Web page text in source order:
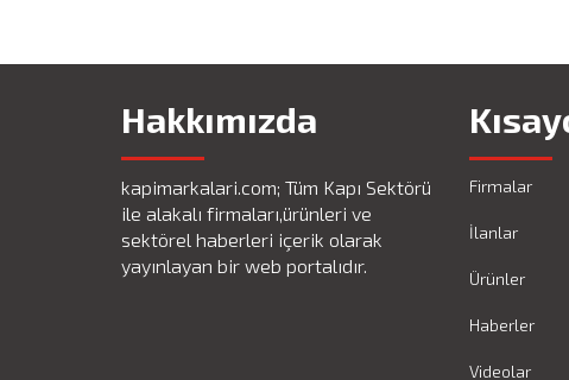
Hakkımızda
kapimarkalari.com; Tüm Kapı Sektörü
ile alakalı firmaları,ürünleri ve
sektörel haberleri içerik olarak
yayınlayan bir web portalıdır.
Firmalar
İlanlar
Ürünler
Haberler
Videolar